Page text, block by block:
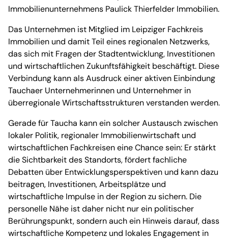
Immobilienunternehmens Paulick Thierfelder Immobilien.
Das Unternehmen ist Mitglied im Leipziger Fachkreis
Immobilien und damit Teil eines regionalen Netzwerks,
das sich mit Fragen der Stadtentwicklung, Investitionen
und wirtschaftlichen Zukunftsfähigkeit beschäftigt. Diese
Verbindung kann als Ausdruck einer aktiven Einbindung
Tauchaer Unternehmerinnen und Unternehmer in
überregionale Wirtschaftsstrukturen verstanden werden.
Gerade für Taucha kann ein solcher Austausch zwischen
lokaler Politik, regionaler Immobilienwirtschaft und
wirtschaftlichen Fachkreisen eine Chance sein: Er stärkt
die Sichtbarkeit des Standorts, fördert fachliche
Debatten über Entwicklungsperspektiven und kann dazu
beitragen, Investitionen, Arbeitsplätze und
wirtschaftliche Impulse in der Region zu sichern. Die
personelle Nähe ist daher nicht nur ein politischer
Berührungspunkt, sondern auch ein Hinweis darauf, dass
wirtschaftliche Kompetenz und lokales Engagement in